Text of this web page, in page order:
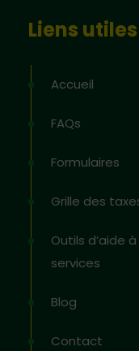
Liens utiles
Accueil
FAQs
Formulaires
Grille des
Outils d’aide
services
Blog
Contact